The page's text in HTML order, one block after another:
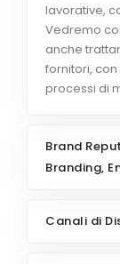
lavorative,
Vedremo
anche
fornitori,
processi di
Brand
Branding,
Canali di